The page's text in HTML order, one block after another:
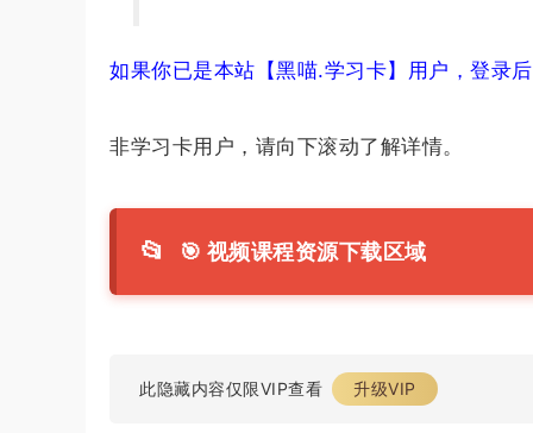
如果你已是本站【黑喵.学习卡】用户，登录
非学习卡用户，请向下滚动了解详情。
📂 🎯 视频课程资源下载区域
此隐藏内容仅限VIP查看 升级VIP